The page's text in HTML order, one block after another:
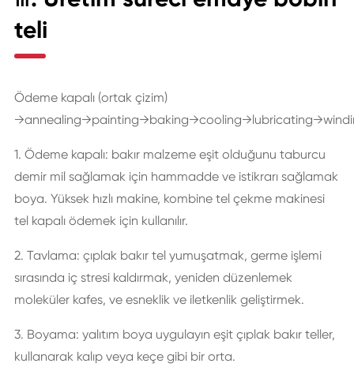
teli
Ödeme kapalı (ortak çizim)
1. Ödeme kapalı: bakır malzeme eşit olduğunu taburcu
demir mil sağlamak için hammadde ve istikrarı sağlamak
boya. Yüksek hızlı makine, kombine tel çekme makinesi
tel kapalı ödemek için kullanılır.
2. Tavlama: çıplak bakır tel yumuşatmak, germe işlemi
sırasında iç stresi kaldırmak, yeniden düzenlemek
moleküler kafes, ve esneklik ve iletkenlik geliştirmek.
3. Boyama: yalıtım boya uygulayın eşit çıplak bakır teller,
kullanarak kalıp veya keçe gibi bir orta.